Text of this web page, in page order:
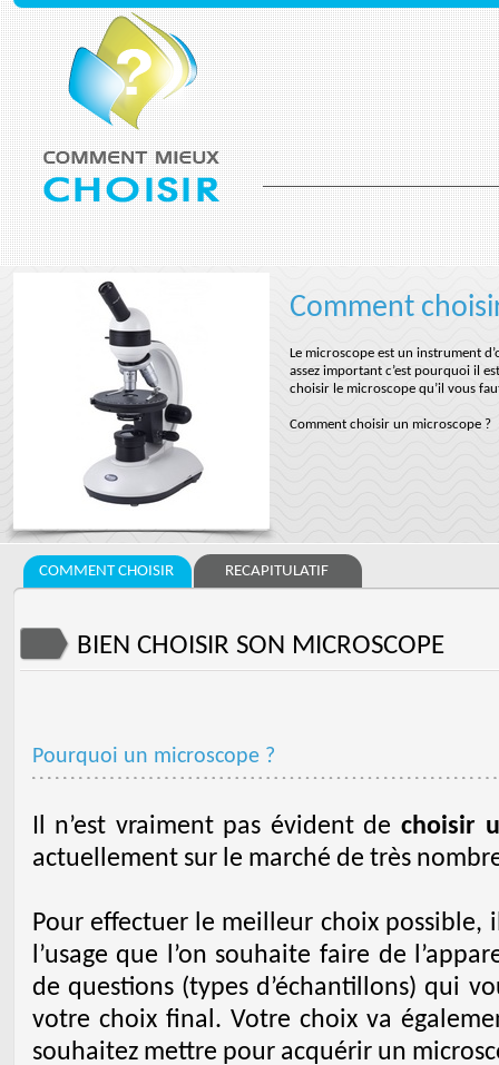
Comment
Le microscope est un instrument
assez important c’est pourquoi il
choisir le microscope qu’il vous
Comment choisir un microscope ?
COMMENT CHOISIR RECAPITULATIF
BIEN CHOISIR SON MICROSCOPE
Pourquoi un microscope ?
Il n’est vraiment pas évident de choisir
actuellement sur le marché de très
Pour effectuer le meilleur choix
l’usage que l’on souhaite faire de
de questions (types d’échantillons) qui
votre choix final. Votre choix va
souhaitez mettre pour acquérir un